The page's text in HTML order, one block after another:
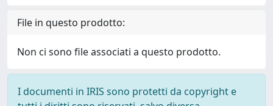
File in questo prodotto:
Non ci sono file associati a questo prodotto.
I documenti in IRIS sono protetti da copyright e